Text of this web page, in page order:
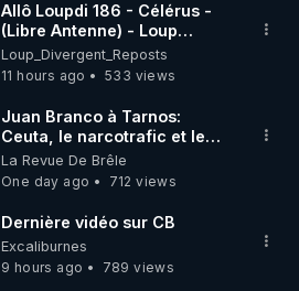
Allô Loupdi 186 - Célérus -
(Libre Antenne) - Loup
Divergent 2026.08.06
Loup_Divergent_Reposts
11 hours ago
533 views
Juan Branco à Tarnos:
Ceuta, le narcotrafic et le
pouvoir en France
La Revue De Brêle
One day ago
712 views
Dernière vidéo sur CB
Excaliburnes
9 hours ago
789 views